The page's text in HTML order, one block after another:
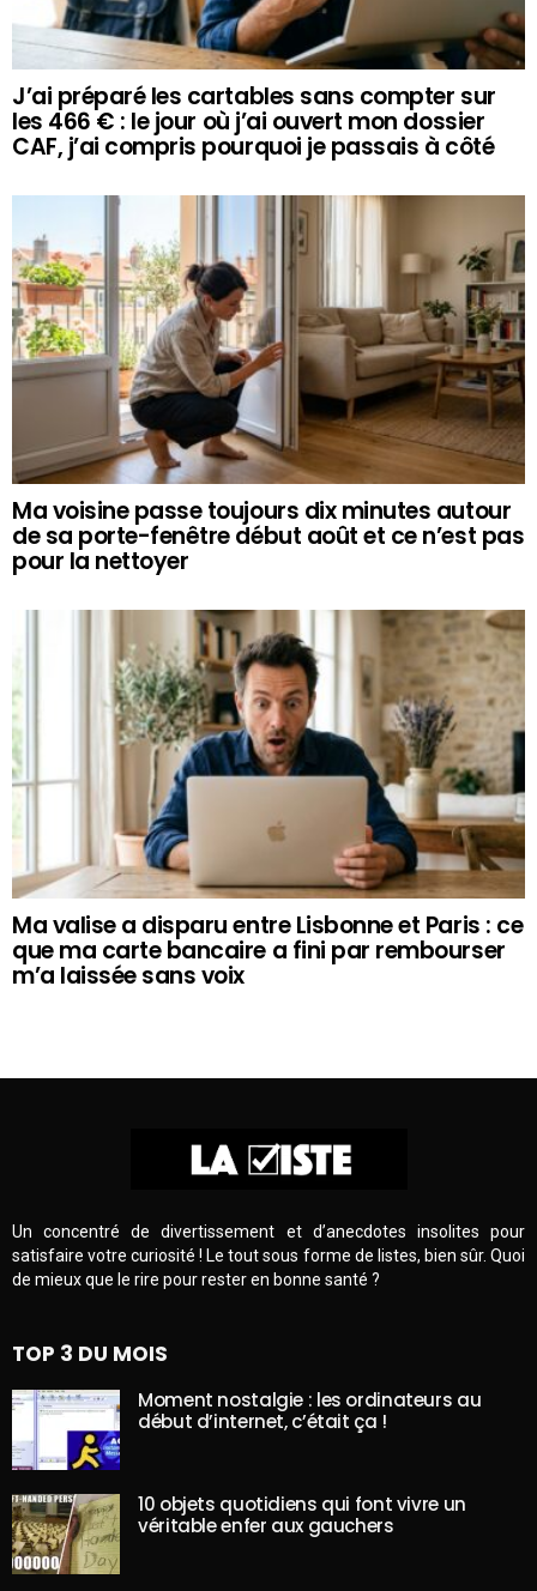
J’ai préparé les cartables sans compter sur
les 466 € : le jour où j’ai ouvert mon dossier
CAF, j’ai compris pourquoi je passais à côté
Ma voisine passe toujours dix minutes autour
de sa porte-fenêtre début août et ce n’est pas
pour la nettoyer
Ma valise a disparu entre Lisbonne et Paris : ce
que ma carte bancaire a fini par rembourser
m’a laissée sans voix
Un concentré de divertissement et d’anecdotes insolites pour
satisfaire votre curiosité ! Le tout sous forme de listes, bien sûr. Quoi
de mieux que le rire pour rester en bonne santé ?
TOP 3 DU MOIS
Moment nostalgie : les ordinateurs au
début d’internet, c’était ça !
10 objets quotidiens qui font vivre un
véritable enfer aux gauchers